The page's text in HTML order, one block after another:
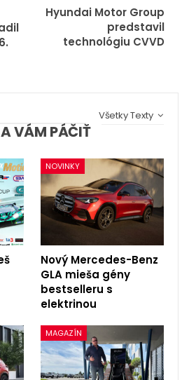
Hyundai Motor Group
predstavil
technológiu CVVD
Všetky Texty
VÁM PÁČIŤ
NOVINKY
Nový Mercedes-Benz
GLA mieša gény
bestselleru s
elektrinou
MAGAZÍN